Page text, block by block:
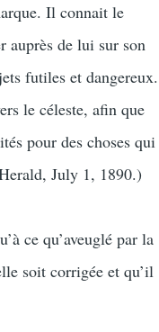
Il connait le
auprès de lui sur son
futiles et dangereux.
le céleste, afin que
pour des choses qui
July 1, 1890.)
ce qu’aveuglé par la
soit corrigée et qu’il